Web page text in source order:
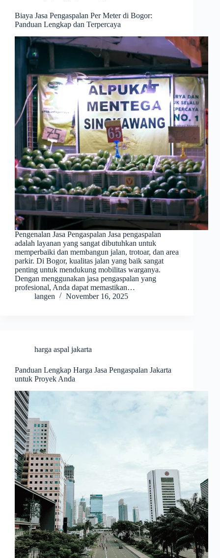
Biaya Jasa Pengaspalan Per Meter di Bogor:
Panduan Lengkap dan Terpercaya
Pengenalan Jasa Pengaspalan Jasa pengaspalan
adalah layanan yang sangat dibutuhkan untuk
memperbaiki dan membangun jalan, trotoar, dan area
parkir. Di Bogor, kualitas jalan yang baik sangat
penting untuk mendukung mobilitas warganya.
Dengan menggunakan jasa pengaspalan yang
profesional, Anda dapat memastikan…
langen
November 16, 2025
harga aspal jakarta
Panduan Lengkap Harga Jasa Pengaspalan Jakarta
untuk Proyek Anda